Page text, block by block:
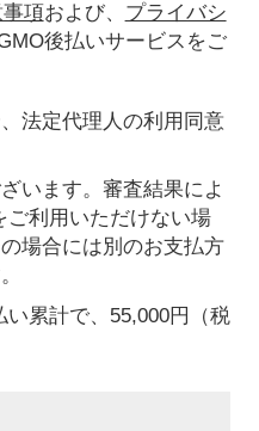
項および、 プライバシ
後払いサービスをご
法定代理人の利用同意
います。審査結果によ
ご利用いただけない場
場合には別のお支払方
累計で、55,000円（税